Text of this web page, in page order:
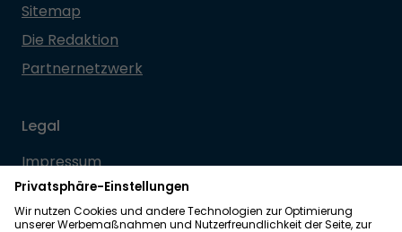
Sitemap
Die Redaktion
Partnernetzwerk
Legal
Impressum
Datenschutz
Allgemeine Geschäftsbedingungen